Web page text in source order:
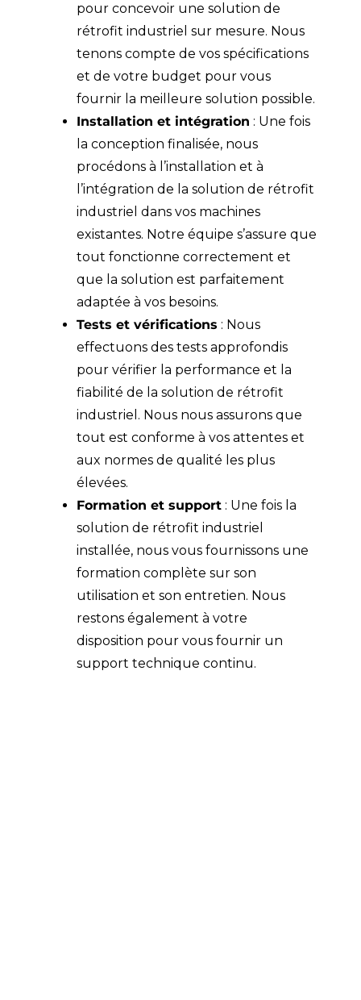
pour concevoir une solution de
rétrofit industriel sur mesure. Nous
tenons compte de vos spécifications
et de votre budget pour vous
fournir la meilleure solution possible.
Installation et intégration : Une fois
la conception finalisée, nous
procédons à l’installation et à
l’intégration de la solution de rétrofit
industriel dans vos machines
existantes. Notre équipe s’assure que
tout fonctionne correctement et
que la solution est parfaitement
adaptée à vos besoins.
Tests et vérifications : Nous
effectuons des tests approfondis
pour vérifier la performance et la
fiabilité de la solution de rétrofit
industriel. Nous nous assurons que
tout est conforme à vos attentes et
aux normes de qualité les plus
élevées.
Formation et support : Une fois la
solution de rétrofit industriel
installée, nous vous fournissons une
formation complète sur son
utilisation et son entretien. Nous
restons également à votre
disposition pour vous fournir un
support technique continu.